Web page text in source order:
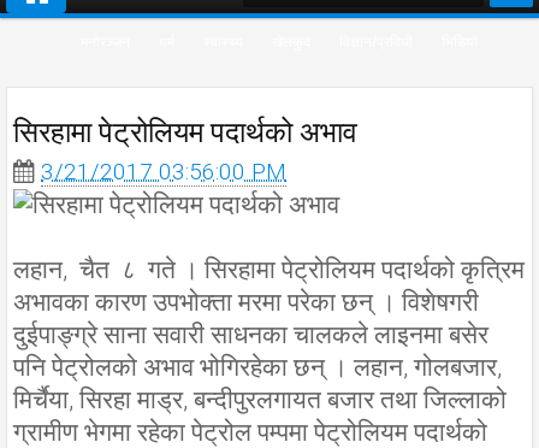
सिरहामा पेट्रोलियम पदार्थको अभाव
3/21/2017 03:56:00 PM
लहान, चैत ८ गते । सिरहामा पेट्रोलियम पदार्थको कृत्रिम
अभावका कारण उपभोक्ता मरमा परेका छन् । विशेषगरी
दुईपाङ्ग्रे साना सवारी साधनका चालकले लाइनमा बसेर
पनि पेट्रोलको अभाव भोगिरहेका छन् । लहान, गोलबजार,
मिर्चैया, सिरहा माड्र, बन्दीपुरलगायत बजार तथा जिल्लाको
ग्रामीण भेगमा रहेका पेट्रोल पम्पमा पेट्रोलियम पदार्थको